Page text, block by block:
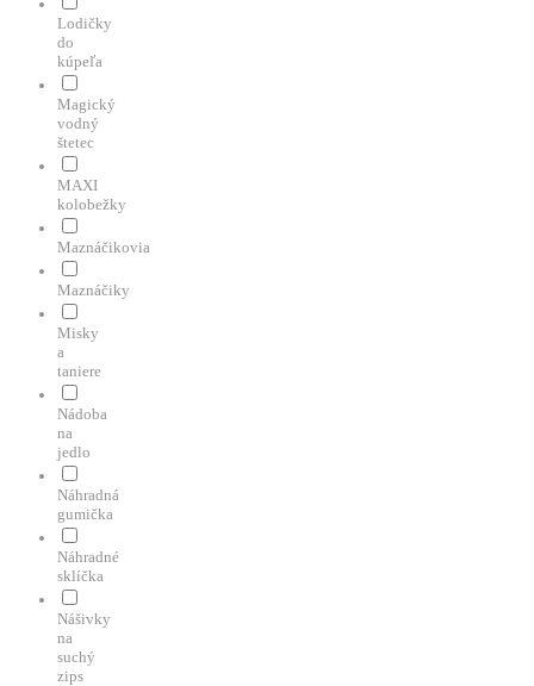
Lodičky
do
kúpeľa
Magický
vodný
štetec
MAXI
kolobežky
Maznáčikovia
Maznáčiky
Misky
a
taniere
Nádoba
na
jedlo
Náhradná
gumička
Náhradné
sklíčka
Nášivky
na
suchý
zips